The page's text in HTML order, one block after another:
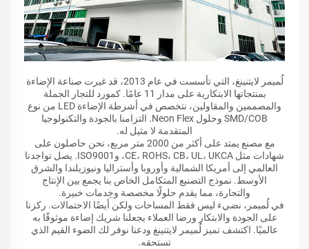
لُميمر لايتنينغ، التي تأسست في عام 2013، قد غيرت صناعة الإضاءة
بمنتجاتها الابتكارية على مدار 11 عامًا. كمورد للتجار الجملة
والمصممين والمقاولين، نتخصص في أشرطة الإضاءة LED من نوع
SMD/COB وحلول Neon Flex. التزامنا بالجودة والتكنولوجيا
المتقدمة لا مثيل له.
مع مصنع يمتد على أكثر من 2000 متر مربع، نحن حاصلون على
شهادات مثل CE، ROHS، CB، UL، UKCA، وISO9001. يصل تواجدنا
العالمي إلى أمريكا الشمالية وأوروبا وأستراليا ونيوزيلندا والشرق
الأوسط. نموذج التصنيع المتكامل الخاص بنا يجمع بين الإنتاج
والتجارة، مما يقدم حلولًا مخصصة وخِدمات خبيرة.
في لُميمر، نضيء ليس فقط المساحات ولكن أيضًا الاحتمالات. ركزنا
على الجودة والابتكار ورضا العملاء يجعلنا شريك إضاءة موثوقًا به
عالميًا. اكتشف تميز لُميمر لايتنينغ ودعنا نوفر لك الضوء القيم الذي
تستحقه.